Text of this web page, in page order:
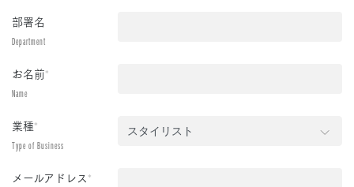
部署名
Department
お名前*
Name
業種*
Type of Business
メールアドレス*